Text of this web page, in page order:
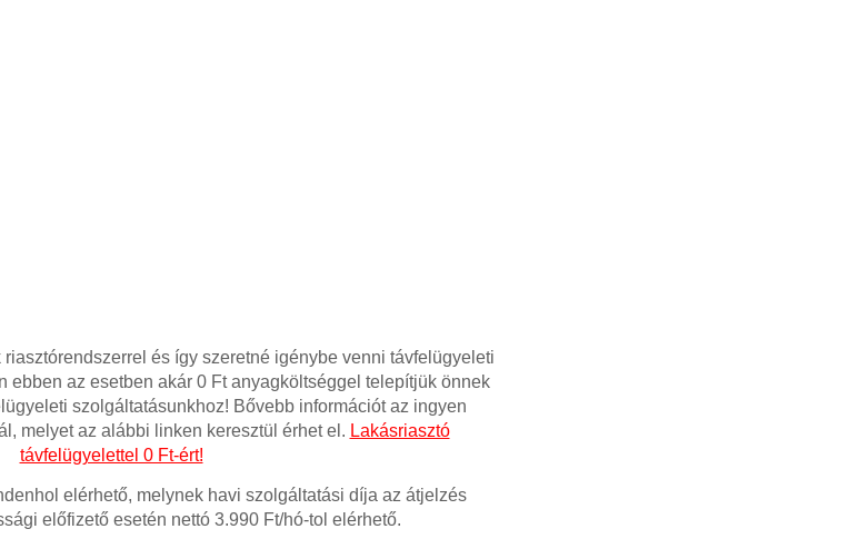
és így szeretné igénybe venni távfelügyeleti
ebben az esetben akár 0 Ft anyagköltséggel telepítjük önnek
szolgáltatásunkhoz! Bővebb információt az ingyen
melyet az alábbi linken keresztül érhet el. Lakásriasztó
távfelügyelettel 0 Ft-ért!
elérhető, melynek havi szolgáltatási díja az átjelzés
előfizető esetén nettó 3.990 Ft/hó-tol elérhető.